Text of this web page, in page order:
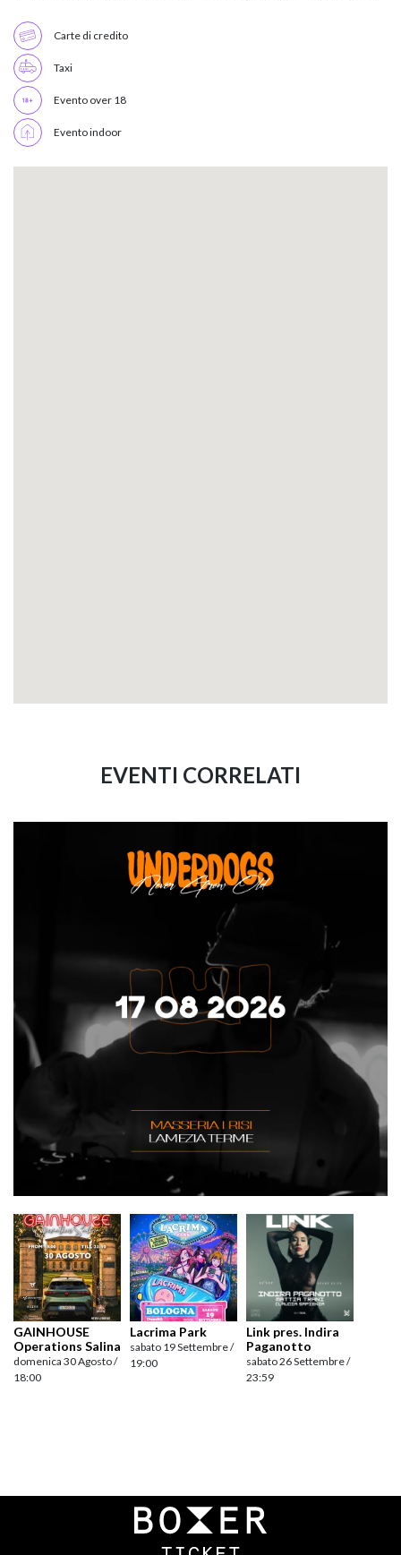
Carte di credito
Taxi
Evento over 18
Evento indoor
EVENTI CORRELATI
GAINHOUSE
Operations Salina
domenica 30 Agosto /
18:00
Lacrima Park
sabato 19 Settembre /
19:00
Link pres. Indira
Paganotto
sabato 26 Settembre /
23:59
Navigazione